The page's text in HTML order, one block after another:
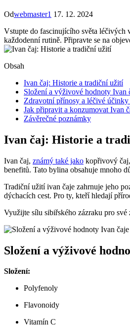
Odwebmaster1 17. 12. 2024
Vstupte do fascinujícího světa léčivých
každodenní rutině. Připravte se na
Obsah
Ivan čaj: Historie a tradiční užití
Složení a výživové hodnoty Ivan
Zdravotní přínosy a léčivé účinky
Jak připravit a konzumovat Ivan
Závěrečné poznámky
Ivan čaj: Historie a
Ivan čaj, známý také jako kopřivový
benefitů. Tato bylina obsahuje mnoho
Tradiční užití ivan čaje zahrnuje jeho
dýchacích cest. Pro ty, kteří hledají
Využijte sílu sibiřského zázraku pro
Složení a výživové
Složení:
Polyfenoly
Flavonoidy
Vitamín C